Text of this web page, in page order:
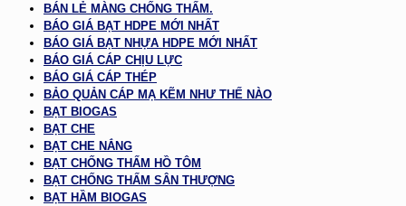
BÁN LẺ MÀNG CHỐNG THẤM.
BÁO GIÁ BẠT HDPE MỚI NHẤT
BÁO GIÁ BẠT NHỰA HDPE MỚI NHẤT
BÁO GIÁ CÁP CHỊU LỰC
BÁO GIÁ CÁP THÉP
BẢO QUẢN CÁP MẠ KẼM NHƯ THẾ NÀO
BẠT BIOGAS
BẠT CHE
BẠT CHE NẮNG
BẠT CHỐNG THẤM HỒ TÔM
BẠT CHỐNG THẤM SÂN THƯỢNG
BẠT HẦM BIOGAS